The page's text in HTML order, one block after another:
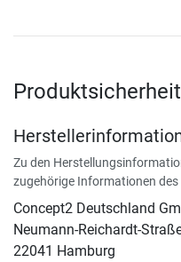
Produktsicherheit
Zu den
zugehörige Informationen
Concept2 Deutschland
Neumann-Reichardt-
22041 Hamburg